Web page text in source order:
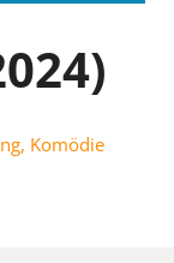
, Komödie